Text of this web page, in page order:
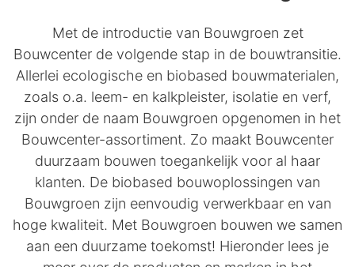
Met de introductie van Bouwgroen zet
Bouwcenter de volgende stap in de bouwtransitie.
Allerlei ecologische en biobased bouwmaterialen,
zoals o.a. leem- en kalkpleister, isolatie en verf,
zijn onder de naam Bouwgroen opgenomen in het
Bouwcenter-assortiment. Zo maakt Bouwcenter
duurzaam bouwen toegankelijk voor al haar
klanten. De biobased bouwoplossingen van
Bouwgroen zijn eenvoudig verwerkbaar en van
hoge kwaliteit. Met Bouwgroen bouwen we samen
aan een duurzame toekomst! Hieronder lees je